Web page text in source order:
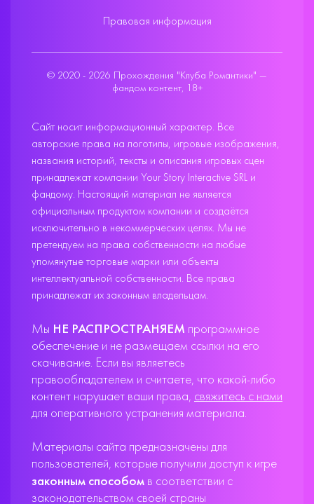
Правовая информация
© 2020 - 2026 Прохождения "Клуба Романтики" —
фандом контент, 18+
Сайт носит информационный характер. Все
авторские права на логотипы, игровые изображения,
названия историй, тексты и описания игровых сцен
принадлежат компании Your Story Interactive SRL и
фандому. Настоящий материал не является
официальным продуктом компании и создаётся
исключительно в некоммерческих целях. Мы не
претендуем на права собственности на любые
упомянутые торговые марки или объекты
интеллектуальной собственности. Все права
принадлежат их законным владельцам.
Мы НЕ РАСПРОСТРАНЯЕМ программное
обеспечение и не размещаем ссылки на его
скачивание. Если вы являетесь
правообладателем и считаете, что какой-либо
контент нарушает ваши права, свяжитесь с нами
для оперативного устранения материала.
Материалы сайта предназначены для
пользователей, которые получили доступ к игре
законным способом в соответствии с
законодательством своей страны